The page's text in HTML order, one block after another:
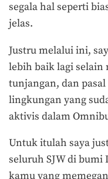
segala hal seperti
jelas.
Justru melalui ini,
lebih baik lagi
tunjangan, dan
lingkungan yang
aktivis dalam
Untuk itulah saya
seluruh SJW di
kamu yang